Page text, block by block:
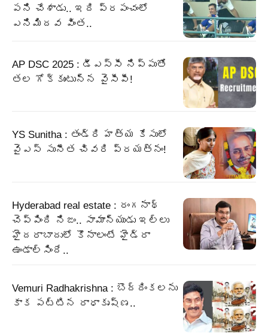
పని చేశాడు.. ఇది ప్రపంచంలో
ఎనిమిదవ వింత..
AP DSC 2025 : డీఎస్సీ నిప్పుతో
తల గోక్కుంటున్న వైసీపీ!
YS Sunitha : తండ్రి హత్య కేసులో
వైఎస్ సునీత చివరి ప్రయత్నం!
Hyderabad real estate : రంగనాథ్
చెప్పింది నిజం.. సామాన్యుడు ఇల్లు
హైదరాబాదులో కొనాలంటే హైడ్రా
ఉండాల్సిందే..
Vemuri Radhakrishna : బొద్దింకలను
కాక పట్టిన రాధాకృష్ణ..